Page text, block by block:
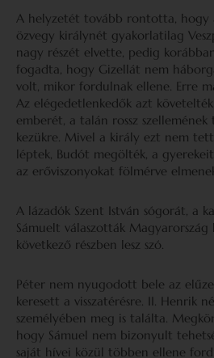
A helyzetét tovább rontotta, hogy
özvegy királynét gyakorlatilag
nagy részét elvette, pedig
fogadta, hogy Gizellát nem
volt, mikor fordulnak ellene. Erre
Az elégedetlenkedők azt
emberét, a talán rossz
kezükre. Mivel a király ezt nem
léptek, Budót megölték, a
az erőviszonyokat fölmérve
A lázadók Szent István sógorát, a
Sámuelt válaszották Magyarország
következő részben lesz szó.
Péter nem nyugodott bele az
keresett a visszatérésre. II. Henrik
személyében meg is találta.
hogy Sámuel nem bizonyult
saját hívei közül többen ellene